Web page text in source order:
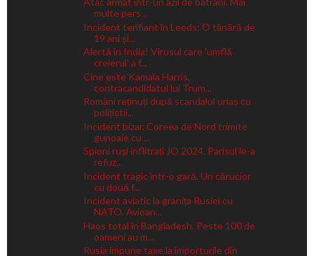
multe pers...
Incident terifiant în Leeds: O tânără de
19 ani și...
Alertă în India! Virusul care 'umflă
creierul' a f...
Cine este Kamala Harris,
contracandidatul lui Trum...
Români reținuți după scandalul uriaș cu
polițiștii...
Incident bizar. Coreea de Nord trimite
gunoaie cu ...
Spioni ruși inflitrați JO 2024. Parisul le-a
refuz...
Incident tragic într-o gară. Un cărucior
cu două f...
Incident aviatic la granița Rusiei cu
NATO. Avioan...
Haos total în Bangladesh. Peste 100 de
oameni au m...
Rusia impune taxe la importurile din